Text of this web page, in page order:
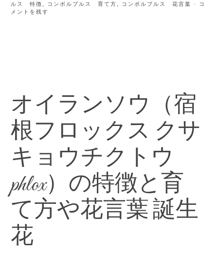
ルス 特徴
コンボルブルス 育て方 コンボルブルス 花言葉
· コ
メントを残す
オイランソウ（宿
根フロックス クサ
キョウチクトウ
phlox）の特徴と育
て方や花言葉 誕生
花